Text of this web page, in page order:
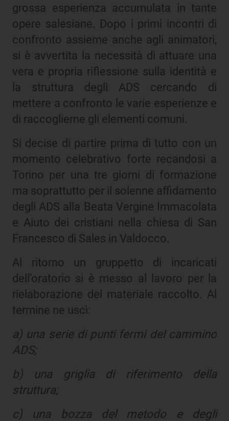
grossa esperienza accumulata in tante
opere salesiane. Dopo i primi incontri di
confronto assieme anche agli animatori,
si è avvertita la necessità di attuare una
vera e propria riflessione sulla identità e
la struttura degli ADS cercando di
mettere a confronto le varie esperienze e
di raccoglierne gli elementi comuni.
Si decise di partire prima di tutto con un
momento celebrativo forte recandosi a
Torino per una tre giorni di formazione
ma soprattutto per il solenne affidamento
degli ADS alla Beata Vergine Immacolata
e Aiuto dei cristiani nella chiesa di San
Francesco di Sales in Valdocco.
Al ritorno un gruppetto di incaricati
dell’oratorio si è messo al lavoro per la
rielaborazione del materiale raccolto. Al
termine ne uscì:
a) una serie di punti fermi del cammino
ADS;
b) una griglia di riferimento della
struttura;
c) una bozza del metodo e degli